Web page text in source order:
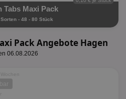
Tabs Maxi Pack
- 48 - 80 Stück
Pack Angebote Hagen
06.08.2026